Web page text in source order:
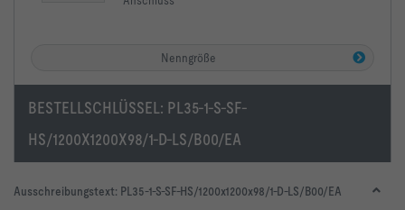
Nenngröße
BESTELLSCHLÜSSEL: PL35-1-S-SF-
HS/1200X1200X98/1-D-LS/B00/EA
Ausschreibungstext: PL35-1-S-SF-HS/1200x1200x98/1-D-LS/B00/EA